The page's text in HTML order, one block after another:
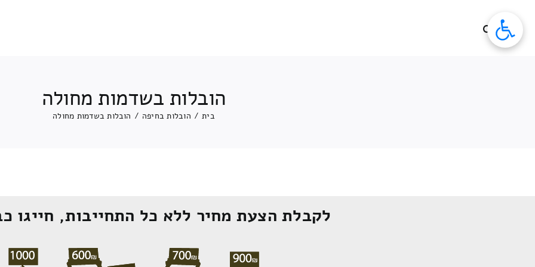
הובלות בשדמות מחולה
בית / הובלות בחיפה / הובלות בשדמות מחולה
לקבלת הצעת מחיר ללא כל התחייבות, חייגו